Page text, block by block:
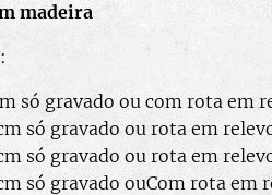
madeira
só gravado ou com rota em
só gravado ou rota em
só gravado ou rota em
só gravado ouCom rota em